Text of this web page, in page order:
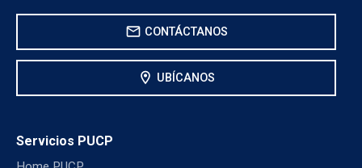
mail CONTÁCTANOS
location_on UBÍCANOS
Servicios PUCP